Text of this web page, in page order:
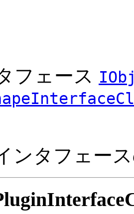
フェース
ンタフェー